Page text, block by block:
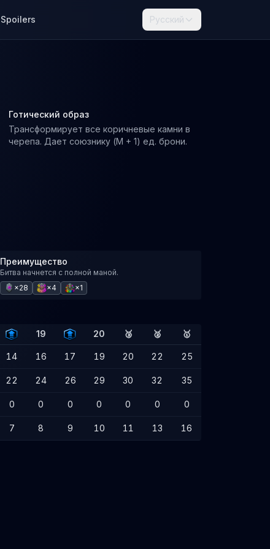
Spoilers Русский
Готический образ
Трансформирует все коричневые камни в
черепа. Дает союзнику (M + 1) ед. брони.
Преимущество
Битва начнется с полной маной.
×28
×4 ×1
19 20 🥉 🥈 🥇
14 16 17 19 20 22 25
22 24 26 29 30 32 35
0 0 0 0 0 0 0
7 8 9 10 11 13 16